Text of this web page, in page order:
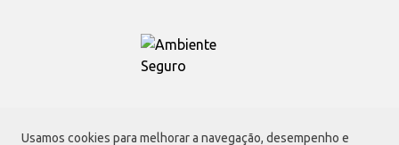
Usamos cookies para melhorar a navegação, desempenho e
Atacadão S.A.